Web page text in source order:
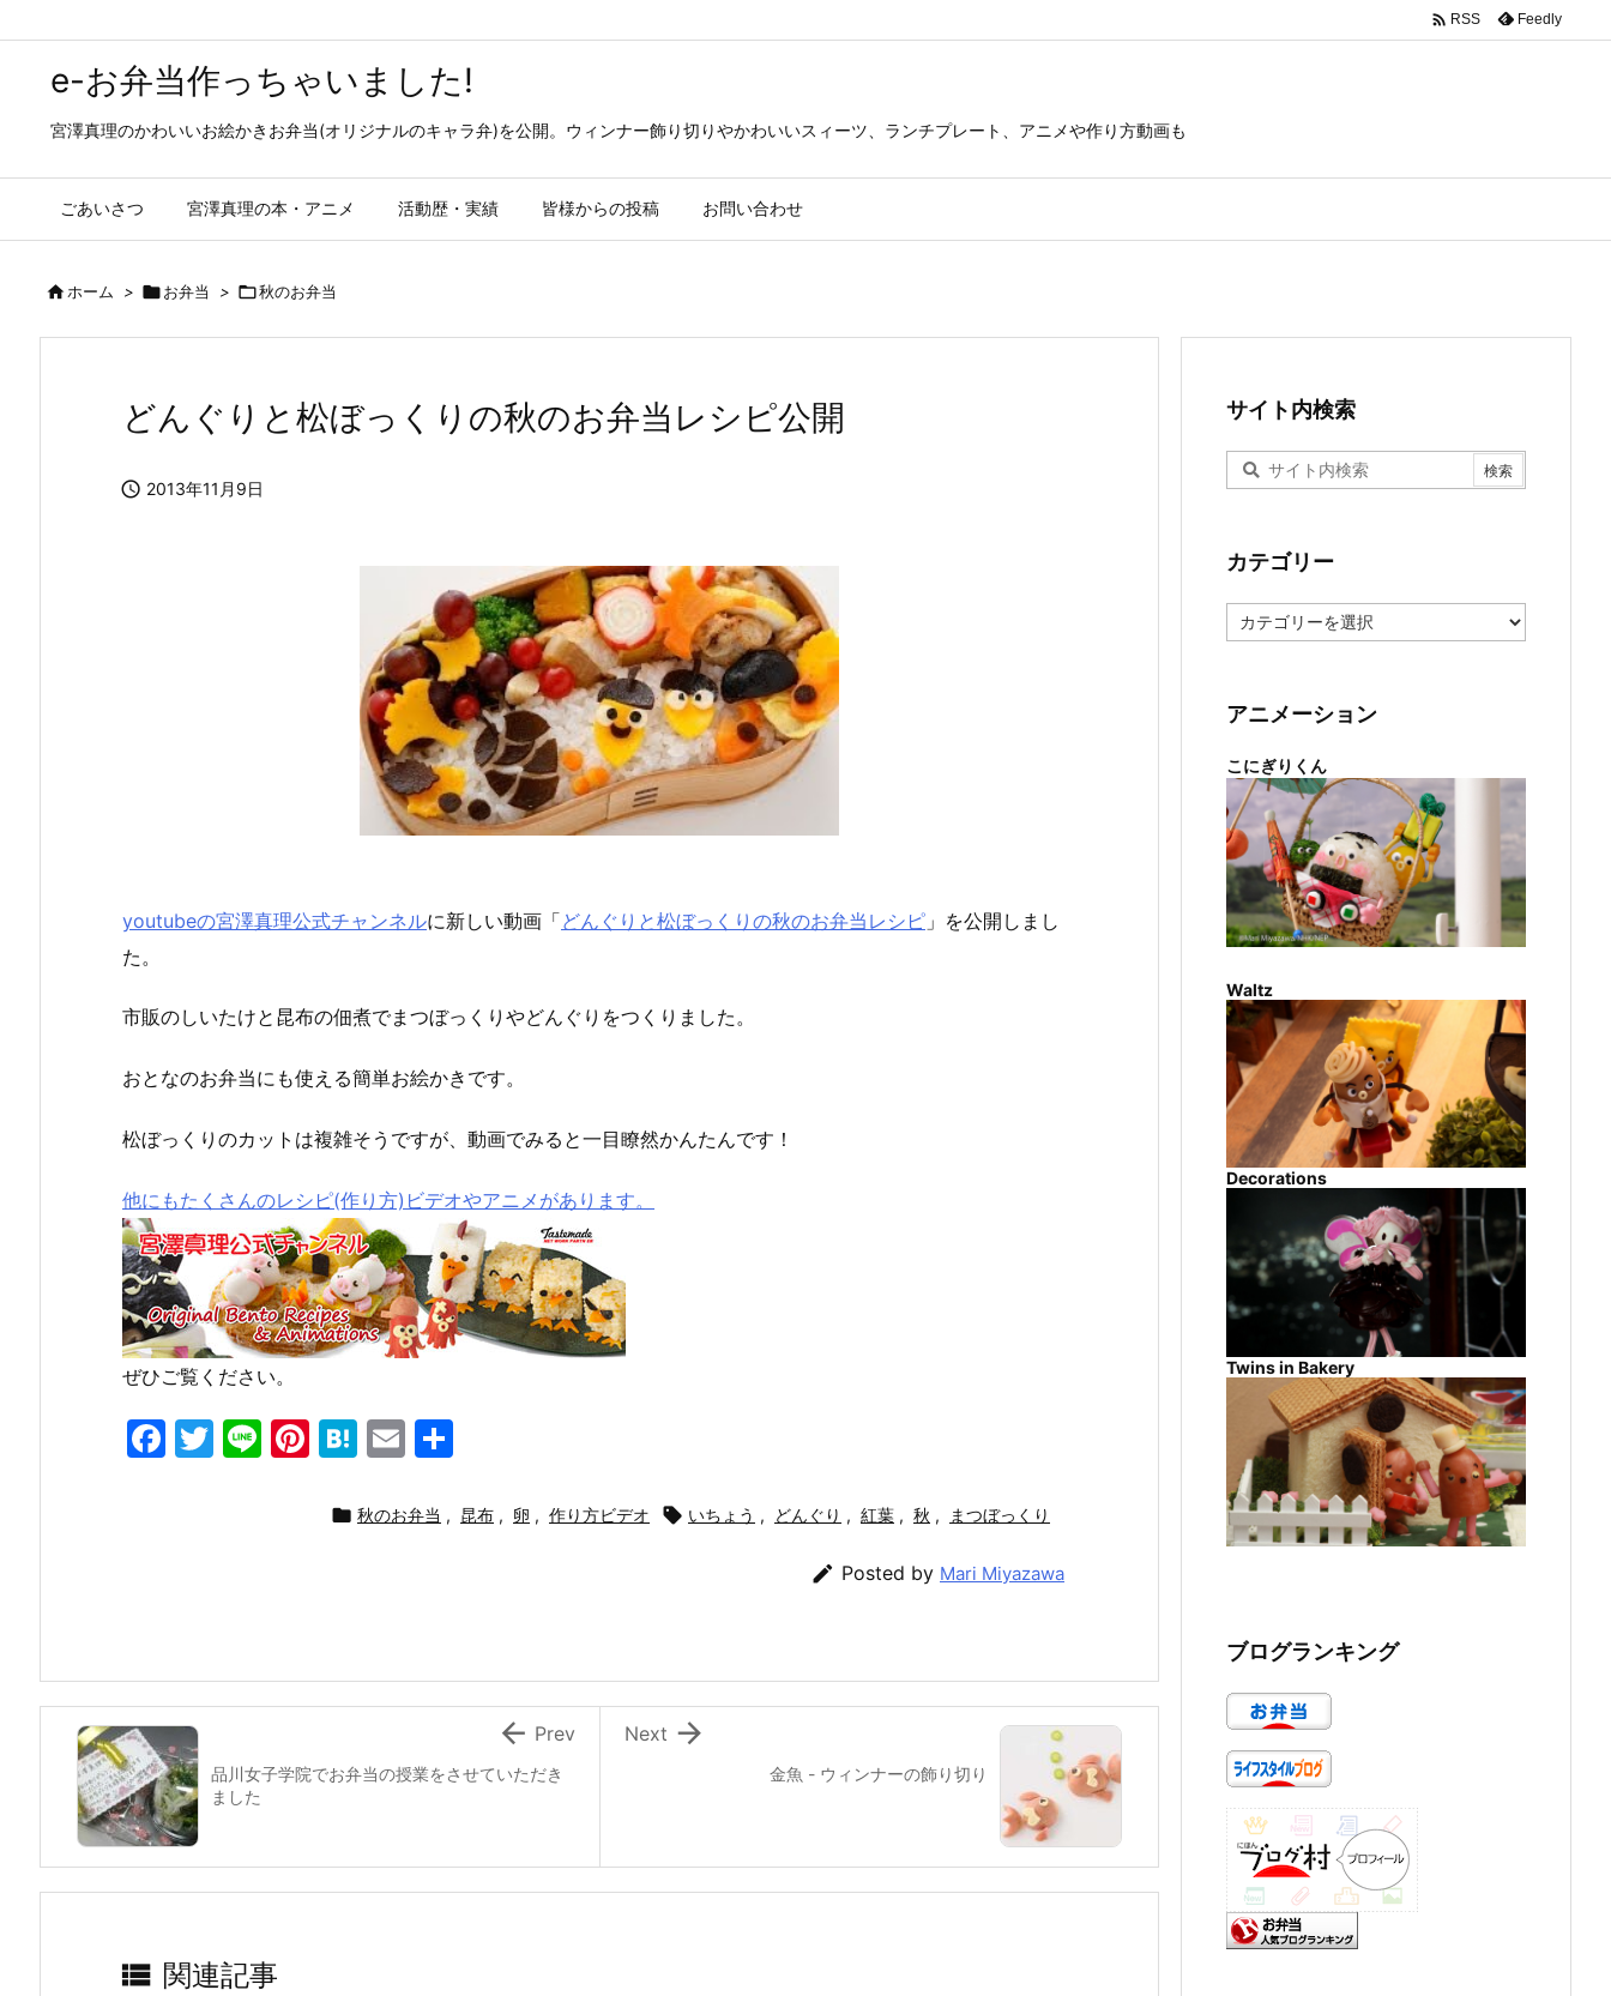
e-お弁当作っちゃいました!
宮澤真理のかわいいお絵かきお弁当(オリジナルのキャラ弁)を公開。ウィンナー飾り切りやかわいいスィーツ、ランチプレート、アニメや作り方動画も
ごあいさつ 宮澤真理の本・アニメ 活動歴・実績 皆様からの投稿 お問い合わせ
 RSS Feedly
ホーム > お弁当 > 秋のお弁当
どんぐりと松ぼっくりの秋のお弁当レシピ公開
 2013年11月9日
youtubeの宮澤真理公式チャンネルに新しい動画「どんぐりと松ぼっくりの秋のお弁当レシピ 」を公開しまし
た。
市販のしいたけと昆布の佃煮でまつぼっくりやどんぐりをつくりました。
おとなのお弁当にも使える簡単お絵かきです。
松ぼっくりのカットは複雑そうですが、動画でみると一目瞭然かんたんです！
他にもたくさんのレシピ(作り方)ビデオやアニメがあります。
ぜひご覧ください。
F
k
T
Li Pi
er
H
e
E
ai
 秋のお弁当 , 昆布 , 卵 , 作り方ビデオ  いちょう , どんぐり , 紅葉 , 秋 , まつぼっくり
 Posted by Mari Miyazawa
金魚 - ウィンナーの飾り切り

Next
品川女子学院でお弁当の授業をさせていただき
ました
 Prev
 関連記事
サイト内検索
カテゴリー
テ
ー
アニメーション
こにぎりくん
Waltz
Decorations
Twins in Bakery
ブログランキング